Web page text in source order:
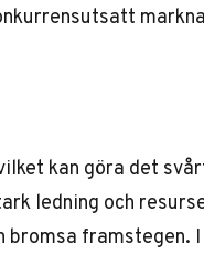
kan göra det
ledning och
bromsa